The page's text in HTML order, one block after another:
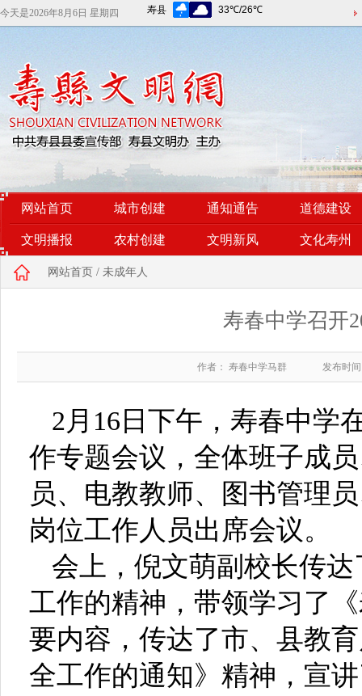
今天是2026年8月6日 星期四
网站首页 城市创建 通知通告 道德建设
文明播报 农村创建 文明新风 文化寿州
网站首页 / 未成年人
寿春中学召开
作者： 寿春中学马群 发布时间
2月16日下午，寿春中学
作专题会议，全体班子成
员、电教教师、图书管理
岗位工作人员出席会议。
会上，倪文萌副校长传
工作的精神，带领学习了
要内容，传达了市、县教
全工作的通知》精神，宣